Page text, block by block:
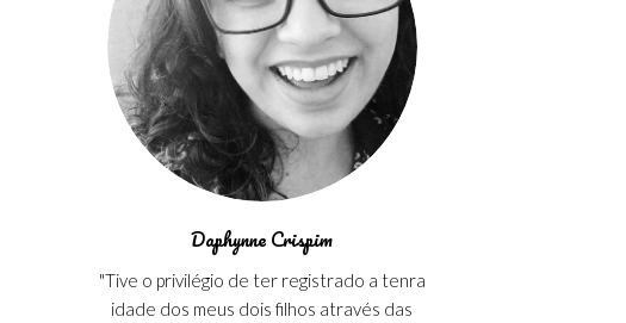
Daphynne Crispim
"Tive o privilégio de ter registrado a tenra
idade dos meus dois filhos através das